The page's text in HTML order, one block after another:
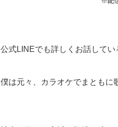
公式LINEでも詳しくお話してい
僕は元々、カラオケでまともに